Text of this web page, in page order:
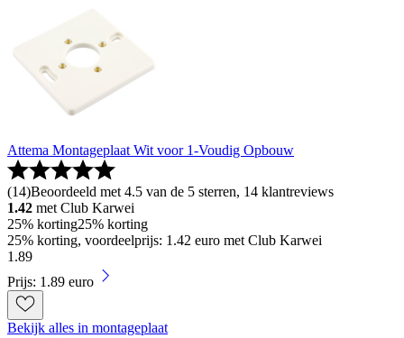
Attema Montageplaat Wit voor 1-Voudig Opbouw
(14)Beoordeeld met 4.5 van de 5 sterren, 14 klantreviews
1.42 met Club Karwei
25% korting25% korting
25% korting, voordeelprijs: 1.42 euro met Club Karwei
1 .89
Prijs: 1.89 euro
Bekijk alles in montageplaat